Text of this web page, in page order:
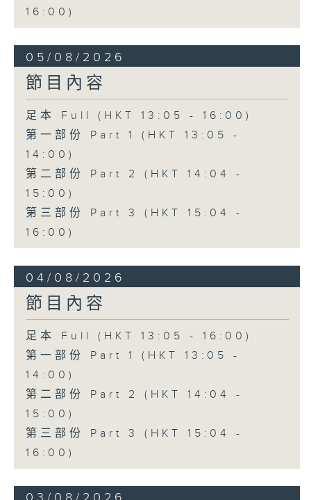
16:00)
05/08/2026
節目內容
足本 Full (HKT 13:05 - 16:00)
第一部份 Part 1 (HKT 13:05 -
14:00)
第二部份 Part 2 (HKT 14:04 -
15:00)
第三部份 Part 3 (HKT 15:04 -
16:00)
04/08/2026
節目內容
足本 Full (HKT 13:05 - 16:00)
第一部份 Part 1 (HKT 13:05 -
14:00)
第二部份 Part 2 (HKT 14:04 -
15:00)
第三部份 Part 3 (HKT 15:04 -
16:00)